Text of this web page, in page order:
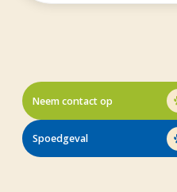
Neem contact op
Spoedgeval